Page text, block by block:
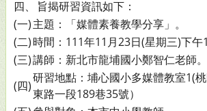
四、
旨揭研習資訊如下：
(一)主題：「媒體素養教學分享」。
(二)時間：111年11月23日(星期三)下午1
(三)講師：新北市龍埔國小鄭智仁老師。
(四)
研習地點：埔心國小多媒體教室1(
東路一段189巷35號）